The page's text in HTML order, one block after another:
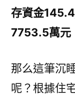
存資金145.4
7753.5萬元
那么這筆沉
呢？根據住